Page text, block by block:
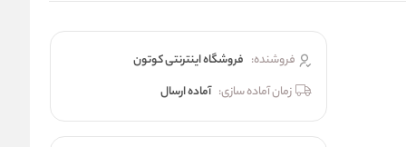
فروشنده: فروشگاه اینترنتی کوتون
زمان آماده سازی: آماده ارسال